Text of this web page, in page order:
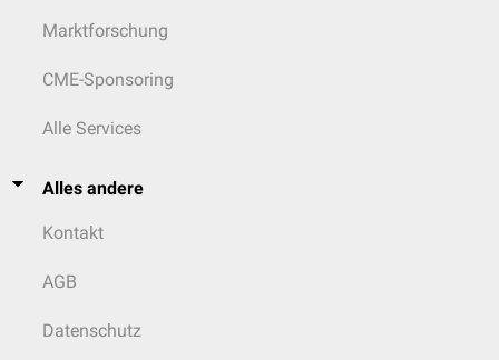
Marktforschung
CME-Sponsoring
Alle Services
Alles andere
Kontakt
AGB
Datenschutz